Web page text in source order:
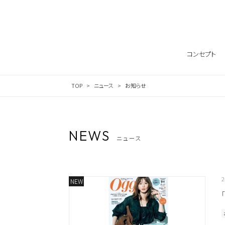
コンセプト
TOP ニュース お知らせ
NEWS ニュース